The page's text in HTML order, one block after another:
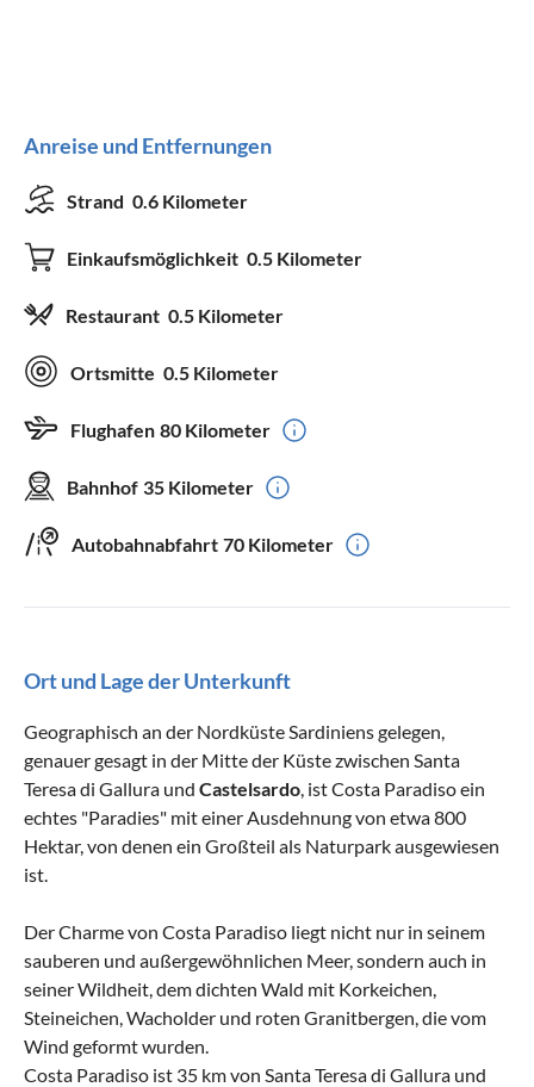
Anreise und Entfernungen
Strand 0.6 Kilometer
Einkaufsmöglichkeit 0.5 Kilometer
Restaurant 0.5 Kilometer
Ortsmitte 0.5 Kilometer
Flughafen 80 Kilometer
Bahnhof 35 Kilometer
Autobahnabfahrt 70 Kilometer
Ort und Lage der Unterkunft
Geographisch an der Nordküste Sardiniens gelegen,
genauer gesagt in der Mitte der Küste zwischen Santa
Teresa di Gallura und Castelsardo , ist Costa Paradiso ein
echtes "Paradies" mit einer Ausdehnung von etwa 800
Hektar, von denen ein Großteil als Naturpark ausgewiesen
ist.
Der Charme von Costa Paradiso liegt nicht nur in seinem
sauberen und außergewöhnlichen Meer, sondern auch in
seiner Wildheit, dem dichten Wald mit Korkeichen,
Steineichen, Wacholder und roten Granitbergen, die vom
Wind geformt wurden.
Costa Paradiso ist 35 km von Santa Teresa di Gallura und